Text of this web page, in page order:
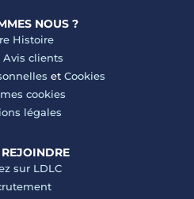
NOUS ?
Histoire
Avis clients
et Cookies
cookies
légales
sur LDLC